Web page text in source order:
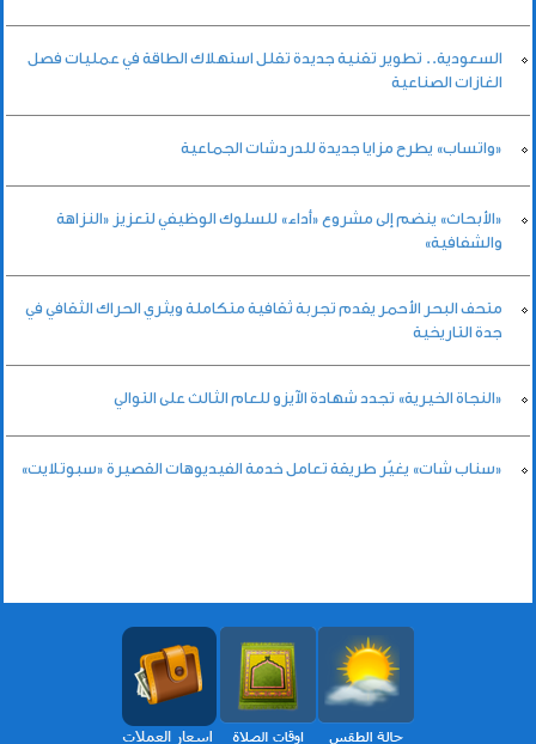
السعودية.. تطوير تقنية جديدة تقلل استهلاك الطاقة في عمليات فصل
الغازات الصناعية
«واتساب» يطرح مزايا جديدة للدردشات الجماعية
«الأبحاث» ينضم إلى مشروع «أداء» للسلوك الوظيفي لتعزيز «النزاهة
والشفافية»
متحف البحر الأحمر يقدم تجربة ثقافية متكاملة ويثري الحراك الثقافي في
جدة التاريخية
«النجاة الخيرية» تجدد شهادة الآيزو للعام الثالث على التوالي
«سناب شات» يغيّر طريقة تعامل خدمة الفيديوهات القصيرة «سبوتلايت»